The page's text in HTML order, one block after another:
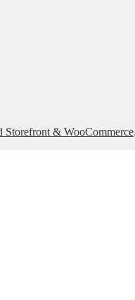
Storefront & WooCommerce